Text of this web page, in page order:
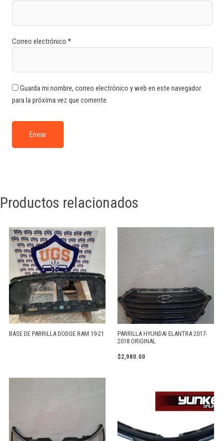
Correo electrónico *
Guarda mi nombre, correo electrónico y web en este navegador
para la próxima vez que comente.
Productos relacionados
BASE DE PARRILLA DODGE RAM 19-21
PARRILLA HYUNDAI ELANTRA 2017-
2018 ORIGINAL
$2,980.00